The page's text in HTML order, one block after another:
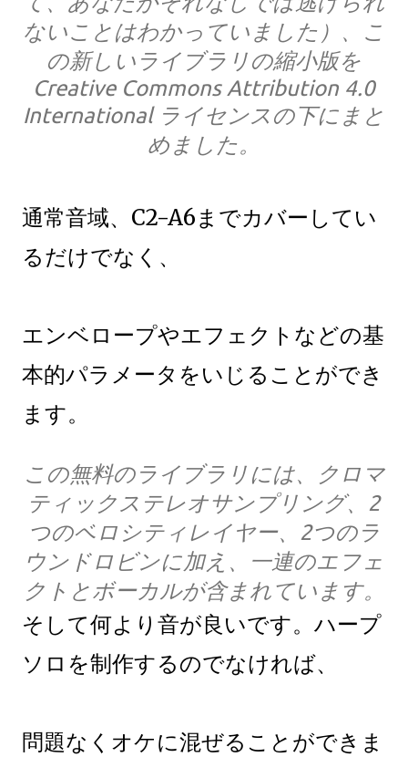
ないことはわかっていました）、こ
の新しいライブラリの縮小版を
Creative Commons Attribution 4.0
International ライセンスの下にまと
めました。
通常音域、C2-A6までカバーしてい
るだけでなく、
エンベロープやエフェクトなどの基
本的パラメータをいじることができ
ます。
この無料のライブラリには、クロマ
ティックステレオサンプリング、2
つのベロシティレイヤー、2つのラ
ウンドロビンに加え、一連のエフェ
クトとボーカルが含まれています。
そして何より音が良いです。ハープ
ソロを制作するのでなければ、
問題なくオケに混ぜることができま